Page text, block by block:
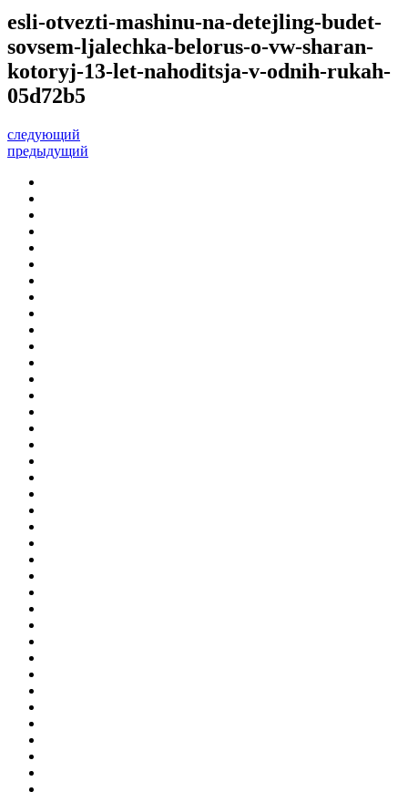
esli-otvezti-mashinu-na-detejling-budet-
sovsem-ljalechka-belorus-o-vw-sharan-
kotoryj-13-let-nahoditsja-v-odnih-rukah-
05d72b5
следующий
предыдущий